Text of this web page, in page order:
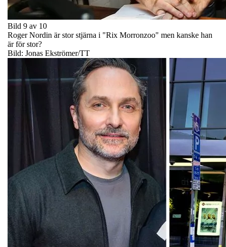
Bild 9 av 10
Roger Nordin är stor stjärna i "Rix Morronzoo" men kanske han
är för stor?
Bild: Jonas Ekströmer/TT